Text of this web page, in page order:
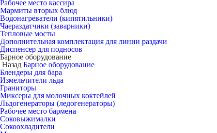
Рабочее место кассира
Мармиты вторых блюд
Водонагреватели (кипятильники)
Чаераздатчики (заварники)
Тепловые мосты
Дополнительная комплектация для линии раздачи
Диспенсер для подносов
Барное оборудование
Назад Барное оборудование
Блендеры для бара
Измельчители льда
Граниторы
Миксеры для молочных коктейлей
Льдогенераторы (ледогенераторы)
Рабочее место бармена
Соковыжималки
Сокоохладители